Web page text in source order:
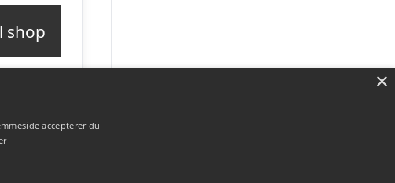
shop
×
accepterer du